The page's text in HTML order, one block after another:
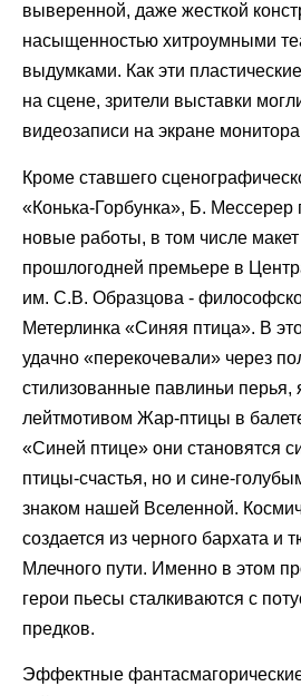
выверенной, даже жесткой
насыщенностью хитроумными
выдумками. Как эти
на сцене, зрители выставки
видеозаписи на экране
Кроме ставшего
«Конька-Горбунка», Б. Мессерер
новые работы, в том числе
прошлогодней премьере в
им. С.В. Образцова -
Метерлинка «Синяя птица». В
удачно «перекочевали» через
стилизованные павлиньи перья,
лейтмотивом Жар-птицы в
«Синей птице» они становятся
птицы-счастья, но и сине-
знаком нашей Вселенной.
создается из черного бархата и
Млечного пути. Именно в этом
герои пьесы сталкиваются с
предков.
Эффектные